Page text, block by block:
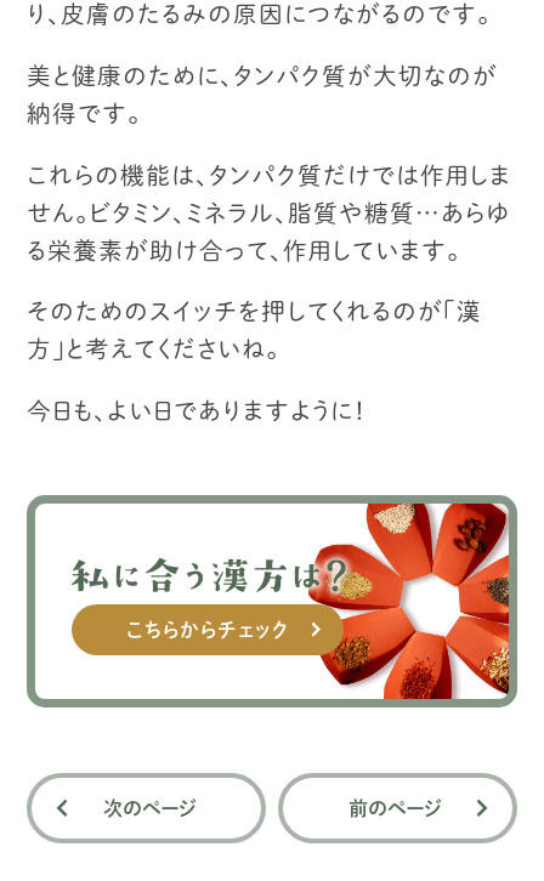
り、 皮膚のたるみの原因につながるのです。
美と健康のために、タンパク質が大切なのが
納得です。
これらの機能は、タンパク質だけでは作用しま
せん。 ビタミン、ミネラル、脂質や糖質… あらゆ
る栄養素が助け合って、作用しています。
そのためのスイッチを押してくれるのが「漢
方」と考えてくださいね。
今日も、よい日でありますように！
こちらからチェック
次のページ 前のページ